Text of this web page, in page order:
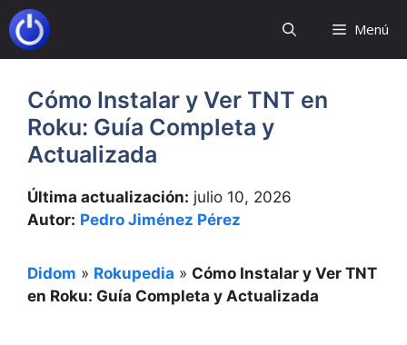
Saltar
al
contenido
Menú
Cómo Instalar y Ver TNT en
Roku: Guía Completa y
Actualizada
Última actualización: julio 10, 2026
Autor: Pedro Jiménez Pérez
Didom » Rokupedia » Cómo Instalar y Ver TNT
en Roku: Guía Completa y Actualizada